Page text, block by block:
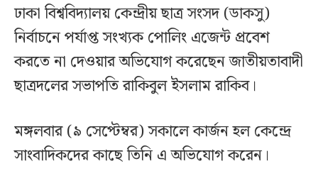
ঢাকা বিশ্ববিদ্যালয় কেন্দ্রীয় ছাত্র সংসদ (ডাকসু)
নির্বাচনে পর্যাপ্ত সংখ্যক পোলিং এজেন্ট প্রবেশ
করতে না দেওয়ার অভিযোগ করেছেন জাতীয়তাবাদী
ছাত্রদলের সভাপতি রাকিবুল ইসলাম রাকিব।
মঙ্গলবার (৯ সেপ্টেম্বর) সকালে কার্জন হল কেন্দ্রে
সাংবাদিকদের কাছে তিনি এ অভিযোগ করেন।